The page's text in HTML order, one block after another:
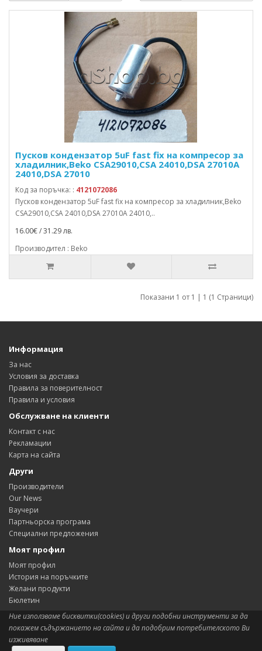
Пусков кондензатор 5uF fast fix на компресор за
хладилник,Beko CSA29010,CSA 24010,DSA 27010A
24010,DSA 27010
Код за поръчка: : 4121072086
Пусков кондензатор 5uF fast fix на компресор за хладилник,Beko
CSA29010,CSA 24010,DSA 27010A 24010,..
16.00€ / 31.29 лв.
Производител : Beko
Показани 1 от 1 | 1 (1 Страници)
Информация
За нас
Условия за доставка
Правила за поверителност
Правила и условия
Обслужване на клиенти
Контакт с нас
Рекламации
Карта на сайта
Други
Производители
Our News
Ваучери
Партньорска програма
Специални предложения
Моят профил
Моят профил
История на поръчките
Желани продукти
Бюлетин
Сиситема:OpenCart
Ние използваме бисквитки(cookies) и други подобни инструменти за да
покажем съдържанието на сайта и да подобрим потребителското Ви
изживяване